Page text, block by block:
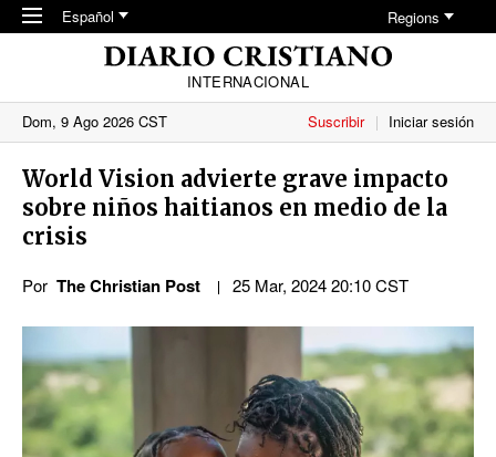
Skip to main content
Español Regions
INTERNACIONAL
Dom, 9 Ago 2026 CST
Suscribir Iniciar sesión
World Vision advierte grave impacto
sobre niños haitianos en medio de la
crisis
Por The Christian Post 25 Mar, 2024 20:10 CST